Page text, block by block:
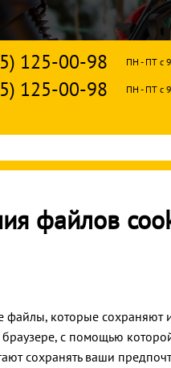
125-00-98 ПН - ПТ с
125-00-98 ПН - ПТ с
файлов
файлы, которые
с помощью
сохранять ваши